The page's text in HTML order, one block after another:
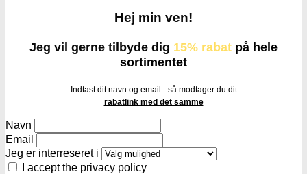
Hej min ven!
Jeg vil gerne tilbyde dig 15% rabat på hele
sortimentet
Indtast dit navn og email - så modtager du dit
rabatlink med det samme
Navn
Email
Jeg er interreseret i
I accept the privacy policy